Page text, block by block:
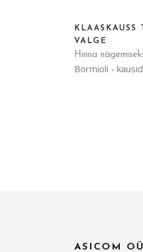
Bormioli -
KLAASKAUSS
VALGE
Hinna
ASICOM OÜ